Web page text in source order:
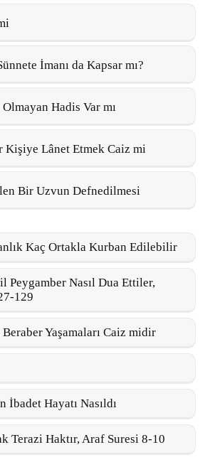
İmanı da Kapsar mı?
Hadis Var mı
Kişiye Lânet Etmek Caiz mi
Bir Uzvun Defnedilmesi
Kaç Ortakla Kurban Edilebilir
Peygamber Nasıl Dua Ettiler,
129
Yaşamaları Caiz midir
İbadet Hayatı Nasıldı
Terazi Haktır, Araf Suresi 8-10